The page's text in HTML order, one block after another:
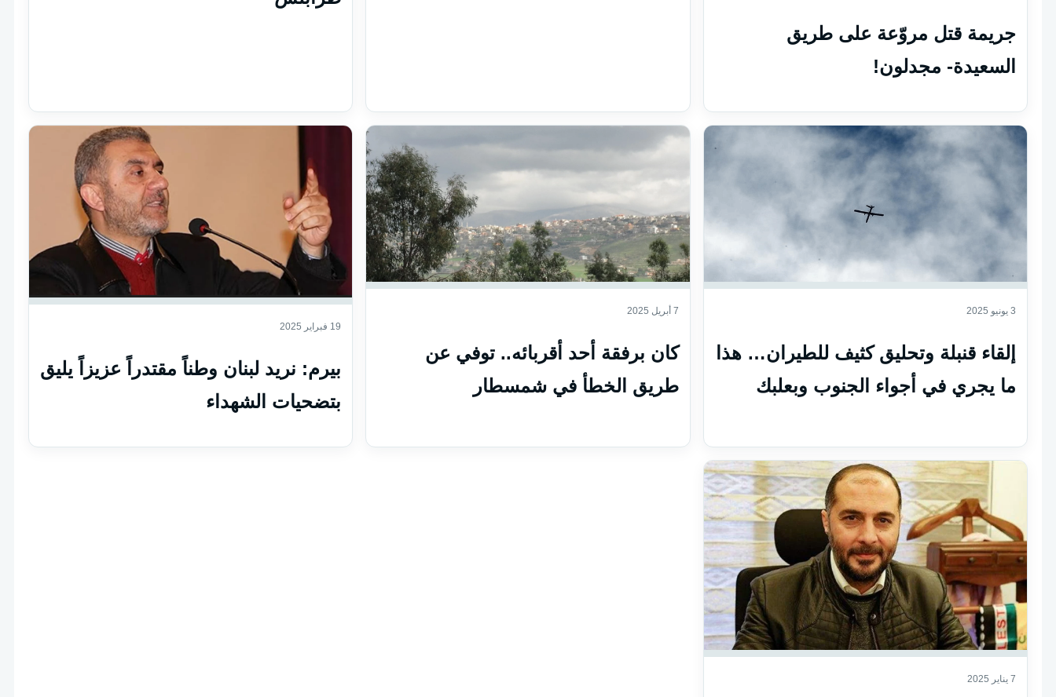
جريمة قتل مروّعة على طريق
السعيدة- مجدلون!
3 يونيو 2025
إلقاء قنبلة وتحليق كثيف للطيران… هذا
ما يجري في أجواء الجنوب وبعلبك
7 أبريل 2025
كان برفقة أحد أقربائه.. توفي عن
طريق الخطأ في شمسطار
19 فبراير 2025
بيرم: نريد لبنان وطناً مقتدراً عزيزاً يليق
بتضحيات الشهداء
7 يناير 2025